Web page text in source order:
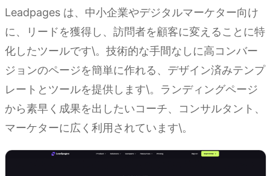
Leadpages は、中小企業やデジタルマーケター向け
に、リードを獲得し、訪問者を顧客に変えることに特
化したツールです\。技術的な手間なしに高コンバー
ジョンのページを簡単に作れる、デザイン済みテンプ
レートとツールを提供します\。ランディングページ
から素早く成果を出したいコーチ、コンサルタント、
マーケターに広く利用されています\。